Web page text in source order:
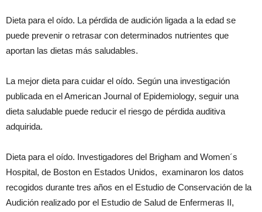
Dieta para el oído. La pérdida de audición ligada a la edad se
puede prevenir o retrasar con determinados nutrientes que
aportan las dietas más saludables.
La mejor dieta para cuidar el oído. Según una investigación
publicada en el American Journal of Epidemiology, seguir una
dieta saludable puede reducir el riesgo de pérdida auditiva
adquirida.
Dieta para el oído. Investigadores del Brigham and Women´s
Hospital, de Boston en Estados Unidos, examinaron los datos
recogidos durante tres años en el Estudio de Conservación de la
Audición realizado por el Estudio de Salud de Enfermeras II,